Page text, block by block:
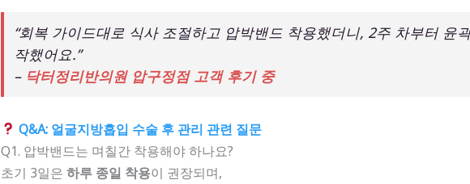
“회복 가이드대로 식사 조절하고 압박밴드 착용했더니, 2주 차부터 윤
작했어요.”
– 닥터정리반의원 압구정점 고객 후기 중
Q&A: 얼굴지방흡입 수술 후 관리 관련 질문
Q1. 압박밴드는 며칠간 착용해야 하나요?
초기 3일은 하루 종일 착용이 권장되며,